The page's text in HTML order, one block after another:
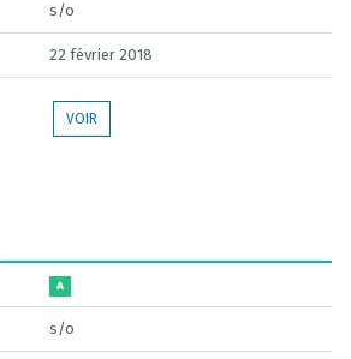
s/o
22 février 2018
VOIR
A
s/o